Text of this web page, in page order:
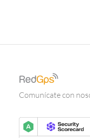
Comunícate con